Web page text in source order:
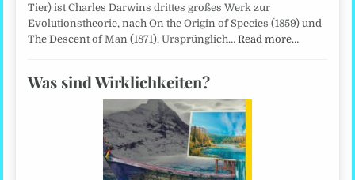
Tier) ist Charles Darwins drittes großes Werk zur
Evolutionstheorie, nach On the Origin of Species (1859) und
The Descent of Man (1871). Ursprünglich…Read more…
Was sind Wirklichkeiten?